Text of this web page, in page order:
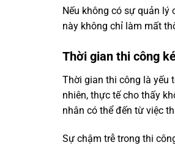
Nếu không có sự quản
này không chỉ làm mất
Thời gian thi công
Thời gian thi công là yếu
nhiên, thực tế cho thấy
nhân có thể đến từ việc
Sự chậm trễ trong thi